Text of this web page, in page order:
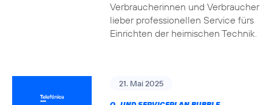
Verbraucherinnen und Verbraucher
lieber professionellen Service fürs
Einrichten der heimischen Technik.
21. Mai 2025